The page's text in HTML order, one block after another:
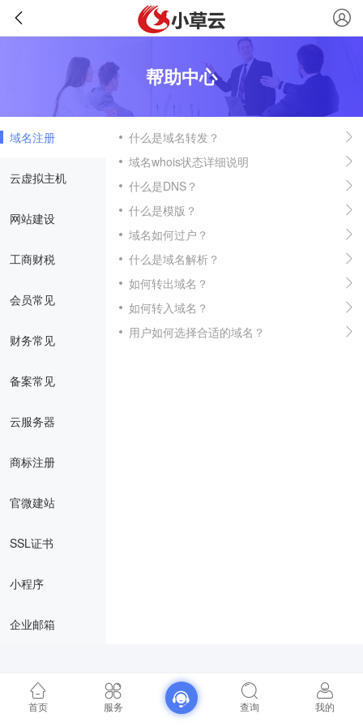
帮助中心
域名注册
云虚拟主机
网站建设
工商财税
会员常见
财务常见
备案常见
云服务器
商标注册
官微建站
SSL证书
小程序
企业邮箱
什么是域名转发？
域名whois状态详细说明
什么是DNS？
什么是模版？
域名如何过户？
什么是域名解析？
如何转出域名？
如何转入域名？
用户如何选择合适的域名？
首页 服务 查询 我的